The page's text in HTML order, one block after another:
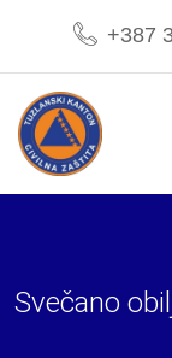
+387
Svečano